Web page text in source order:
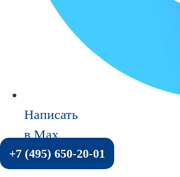
Написать
в Max
+7 (495) 650-20-01